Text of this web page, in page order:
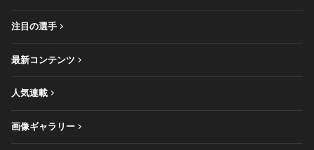
注目の選手
最新コンテンツ
人気連載
画像ギャラリー